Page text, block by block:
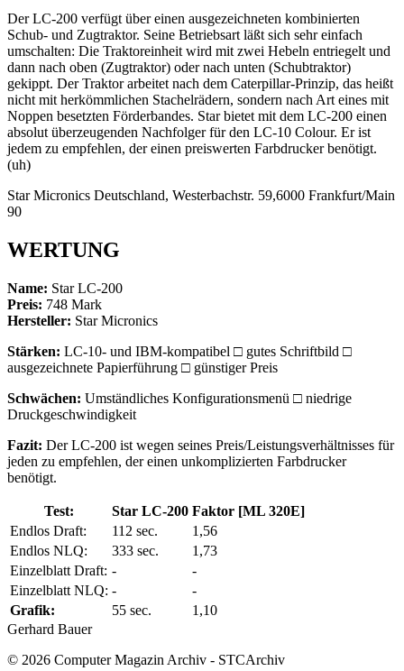
Der LC-200 verfügt über einen ausgezeichneten kombinierten
Schub- und Zugtraktor. Seine Betriebsart läßt sich sehr einfach
umschalten: Die Traktoreinheit wird mit zwei Hebeln entriegelt und
dann nach oben (Zugtraktor) oder nach unten (Schubtraktor)
gekippt. Der Traktor arbeitet nach dem Caterpillar-Prinzip, das heißt
nicht mit herkömmlichen Stachelrädern, sondern nach Art eines mit
Noppen besetzten Förderbandes. Star bietet mit dem LC-200 einen
absolut überzeugenden Nachfolger für den LC-10 Colour. Er ist
jedem zu empfehlen, der einen preiswerten Farbdrucker benötigt.
(uh)
Star Micronics Deutschland, Westerbachstr. 59,6000 Frankfurt/Main
90
WERTUNG
Name: Star LC-200
Preis: 748 Mark
Hersteller: Star Micronics
Stärken: LC-10- und IBM-kompatibel □ gutes Schriftbild □
ausgezeichnete Papierführung □ günstiger Preis
Schwächen: Umständliches Konfigurationsmenü □ niedrige
Druckgeschwindigkeit
Fazit: Der LC-200 ist wegen seines Preis/Leistungsverhältnisses für
jeden zu empfehlen, der einen unkomplizierten Farbdrucker
benötigt.
Test: Star LC-200 Faktor [ML 320E]
Endlos Draft:
112 sec.
1,56
Endlos NLQ:
333 sec.
1,73
Einzelblatt Draft: -
-
Einzelblatt NLQ: -
-
Grafik:
55 sec.
1,10
Gerhard Bauer
© 2026 Computer Magazin Archiv - STCArchiv